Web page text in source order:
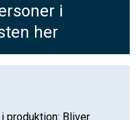
i
her
produktion: Bliver